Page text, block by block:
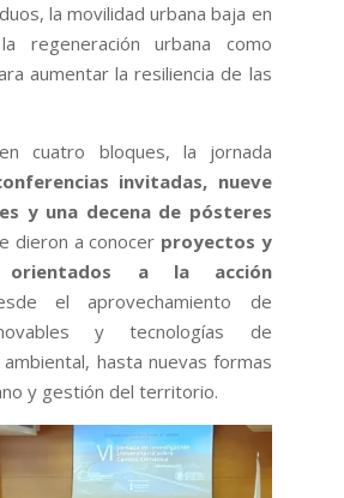
la movilidad urbana baja en
regeneración urbana como
aumentar la resiliencia de las
cuatro bloques, la jornada
invitadas, nueve
y una decena de pósteres
dieron a conocer proyectos y
orientados a la acción
el aprovechamiento de
y tecnologías de
hasta nuevas formas
y gestión del territorio.